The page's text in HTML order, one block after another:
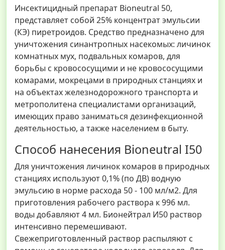
Инсектицидный препарат Bioneutral 50,
представляет собой 25% концентрат эмульсии
(КЭ) пиретроидов. Средство предназначено для
уничтожения синантропных насекомых: личинок
комнатных мух, подвальных комаров, для
борьбы с кровососущими и не кровососущими
комарами, мокрецами в природных станциях и
на объектах железнодорожного транспорта и
метрополитена специалистами организаций,
имеющих право заниматься дезинфекционной
деятельностью, а также населением в быту.
Способ нанесения Bioneutral I50
Для уничтожения личинок комаров в природных
станциях используют 0,1% (по ДВ) водную
эмульсию в норме расхода 50 - 100 мл/м2. Для
приготовления рабочего раствора к 996 мл.
воды добавляют 4 мл. Бионейтрал И50 раствор
интенсивно перемешивают.
Свежеприготовленный раствор распыляют с